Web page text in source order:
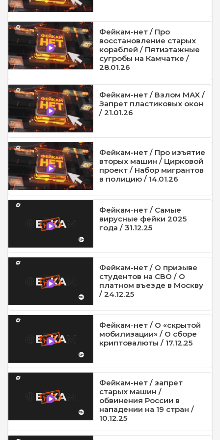
Фейкам-нет / Про
восстановление старых
кораблей / Пятиэтажные
сугробы на Камчатке /
28.01.26
Фейкам-нет / Взлом MAX /
Запрет пластиковых окон
/ 21.01.26
Фейкам-нет / Про изъятие
вторых машин / Цирковой
проект / Набор мигрантов
в полицию / 14.01.26
Фейкам-нет / Самые
вирусные фейки 2025
года / 31.12.25
Фейкам-нет / О призыве
студентов на СВО / О
платном въезде в Москву
/ 24.12.25
Фейкам-нет / О «скрытой
мобилизации» / О сборе
криптовалюты / 17.12.25
Фейкам-нет / запрет
старых машин /
обвинения России в
нападении на 19 стран /
10.12.25